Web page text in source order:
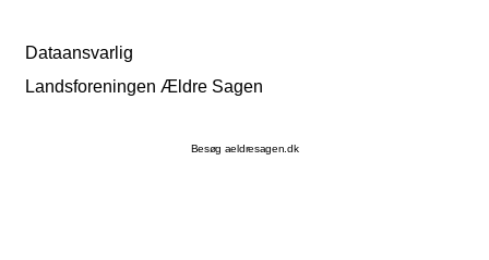
Dataansvarlig
Landsforeningen Ældre Sagen
Besøg aeldresagen.dk